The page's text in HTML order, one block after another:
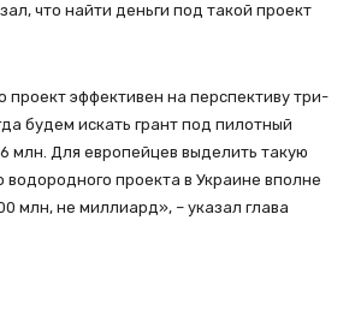
что найти деньги под такой проект
проект эффективен на перспективу три-
будем искать грант под пилотный
млн. Для европейцев выделить такую
водородного проекта в Украине вполне
млн, не миллиард», – указал глава